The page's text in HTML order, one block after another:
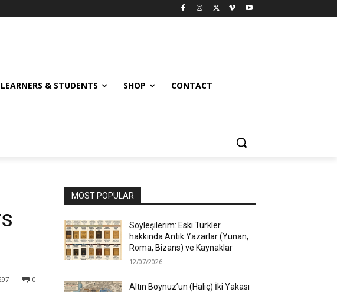
& STUDENTS SHOP CONTACT
0
MOST POPULAR
Söyleşilerim: Eski Türkler
hakkında Antik Yazarlar (Yunan,
Roma, Bizans) ve Kaynaklar
12/07/2026
Altın Boynuz’un (Haliç) İki Yakası